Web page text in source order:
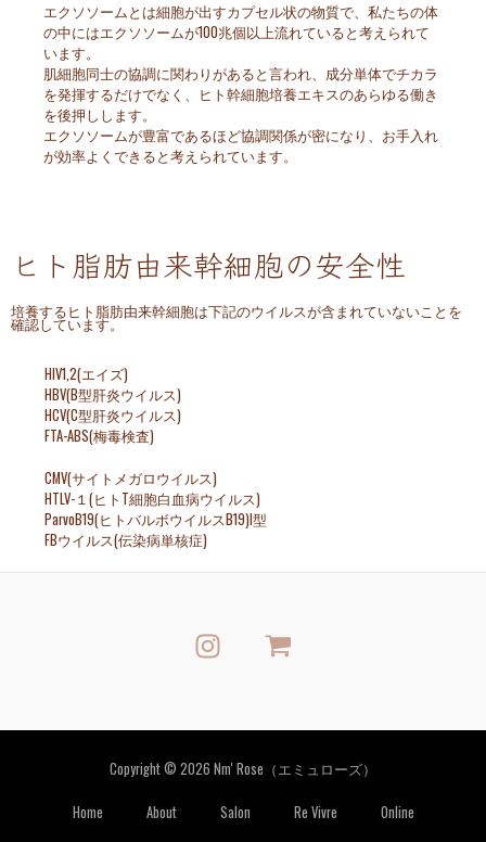
エクソソームとは細胞が出すカプセル状の物質で、私たちの体
の中にはエクソソームが100兆個以上流れていると考えられて
います。
肌細胞同士の協調に関わりがあると言われ、成分単体でチカラ
を発揮するだけでなく、ヒト幹細胞培養エキスのあらゆる働き
を後押しします。
エクソソームが豊富であるほど協調関係が密になり、お手入れ
が効率よくできると考えられています。
ヒト脂肪由来幹細胞の安全性
培養するヒト脂肪由来幹細胞は下記のウイルスが含まれていないことを
確認しています。
HIV1,2(エイズ)
HBV(B型肝炎ウイルス)
HCV(C型肝炎ウイルス)
FTA-ABS(梅毒検査)
CMV(サイトメガロウイルス)
HTLV-１(ヒトT細胞白血病ウイルス)
ParvoB19(ヒトバルボウイルスB19)I型
FBウイルス(伝染病単核症)
Copyright © 2026 Nm' Rose（エミュローズ）
Home About Salon Re Vivre Online